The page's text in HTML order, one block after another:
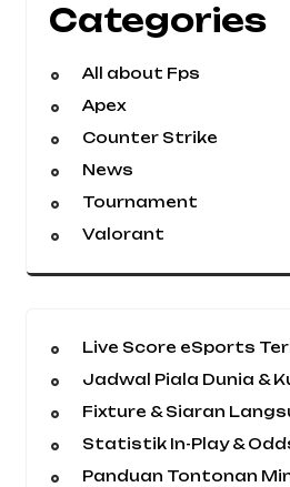
Categories
All about Fps
Apex
Counter Strike
News
Tournament
Valorant
Live Score eSports
Jadwal Piala Dunia &
Fixture & Siaran
Statistik In-Play &
Panduan Tontonan